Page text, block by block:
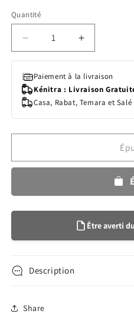
Quantité
Quantité
Réduire
la
de
Yazine
Synergie
Repousse
Augmenter
la
de
Yazine
Synergie
Repousse
Paiement à la livraison
Kénitra : Livraison
Casa, Rabat, Temara et Salé
Être averti
Description
Share